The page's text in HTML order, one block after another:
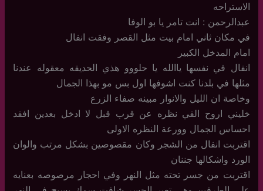
الاستراحه
عبدالرحمن : انت تامر يا بو الوفا
في مكان ثاني امام بيت مثل القصر وفقت انفال
امام المدخل الكبير
انفال في نفسها ياالله يا حلووو هذي الحديقه معقوله عندنا
مثلها في بلدنا كنت اشوفها اول بس مو بهذا الجمال
وخاصة ان الليل والانوار مبينه صفاء الزرع
خليني اروح القي نظره عن قرب قبل لا ادخل بعدين افقد
احساس الجمال وورعة النظره الاولى
اقتربت انفال من الشجر وكان مقصوصين بشكل مرتب والوان
الورد واشكالها جننان
اقتربت من جسر تحته مثل النهر وفي احجار مرصوصه بعنايه